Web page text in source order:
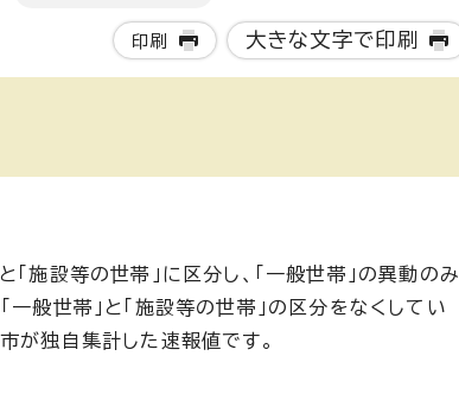
印刷 大きな文字で印刷
施設等の世帯」に区分し、「一般世帯」の異動のみ
般世帯」と「施設等の世帯」の区分をなくしてい
が独自集計した速報値です。